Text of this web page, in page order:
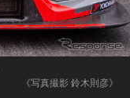
《写真撮影 鈴木則彦》